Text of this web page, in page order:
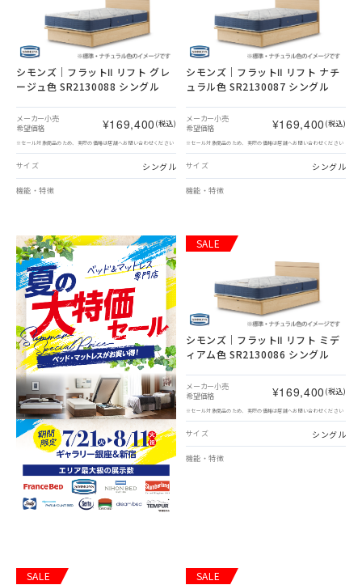
シモンズ｜フラットⅡ リフト グレ
ージュ色 SR2130088 シングル
メーカー小売
希望価格
¥169,400 (税込)
※セール対象商品のため、実際の価格は店舗へお問い合わせください
サイズ シングル
機能・特徴
シモンズ｜フラットⅡ リフト ナチ
ュラル色 SR2130087 シングル
メーカー小売
希望価格
¥169,400 (税込)
※セール対象商品のため、実際の価格は店舗へお問い合わせください
サイズ シングル
機能・特徴
SALE
シモンズ｜フラットⅡ リフト ミデ
ィアム色 SR2130086 シングル
メーカー小売
希望価格
¥169,400 (税込)
※セール対象商品のため、実際の価格は店舗へお問い合わせください
サイズ シングル
機能・特徴
SALE SALE